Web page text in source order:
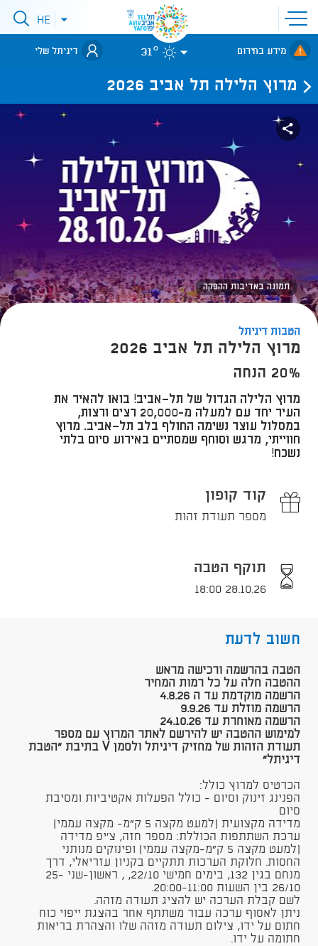
פתיחת
תפריט
אתר
לאתר עיריית
תל-אביב
פתיחתHE
מידע בחירום 31° דיגיתל שלי
מרוץ הלילה תל אביב 2026
תמונה באדיבות ההפקה
הטבות דיגיתל
מרוץ הלילה תל אביב 2026
20% הנחה
​מרוץ הלילה הגדול של תל־אביב! בואו להאיר את
העיר יחד עם למעלה מ-20,000 רצים ורצות,
במסלול עוצר נשימה החולף בלב תל־אביב. מרוץ
חווייתי, מרגש וסוחף שמסתיים באירוע סיום בלתי
נשכח!
קוד קופון
מספר תעודת זהות
תוקף הטבה
28.10.26 18:00
חשוב לדעת
הטבה בהרשמה ורכישה מראש
ההטבה חלה על כל רמות המחיר
הרשמה מוקדמת עד ה 4.8.26
הרשמה מוזלת עד 9.9.26
הרשמה מאוחרת עד 24.10.26​
למימוש ההטבה יש להירשם לאתר המרוץ עם מספר
תעודת הזהות של מחזיק דיגיתל ולסמן V בתיבת "הטבת
דיגיתל"
הכרטיס למרוץ כולל:
הפנינג זינוק וסיום - כולל הפעלות אקטיביות ומסיבת
סיום
מדידה מקצועית (למעט מקצה 5 ק"מ- מקצה עממי)​
ערכת השתתפות הכוללת: מספר חזה, צ'יפ מדידה
(למעט מקצה 5 ק"מ-מקצה עממי) ופינוקים מנותני
החסות. חלוקת הערכות תתקיים בקניון עזריאלי, דרך
מנחם בגין 132, בימים חמישי 22/10, ​, ראשון-שני 25-
26/10 בין השעות 20:00-11:00.
לשם קבלת הערכה יש להציג תעודה מזהה.
ניתן לאסוף ערכה עבור משתתף אחר בהצגת ייפוי כוח
חתום על ידו, צילום תעודה מזהה שלו והצהרת בריאות
חתומה על ידו.​